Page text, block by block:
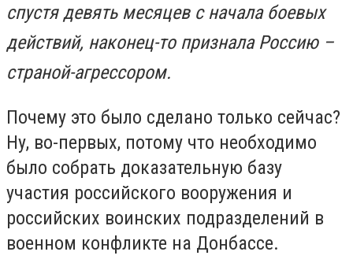
спустя девять месяцев с начала боевых
действий, наконец-то признала Россию –
страной-агрессором.
Почему это было сделано только сейчас?
Ну, во-первых, потому что необходимо
было собрать доказательную базу
участия российского вооружения и
российских воинских подразделений в
военном конфликте на Донбассе.